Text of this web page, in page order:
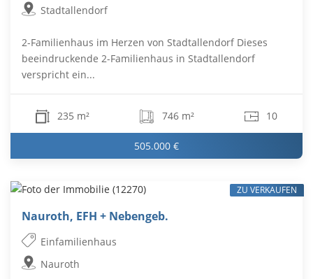
Stadtallendorf
2-Familienhaus im Herzen von Stadtallendorf Dieses
beeindruckende 2-Familienhaus in Stadtallendorf
verspricht ein...
235 m² 746 m² 10
505.000 €
Nauroth, EFH + Nebengeb.
Einfamilienhaus
Nauroth
ZU VERKAUFEN